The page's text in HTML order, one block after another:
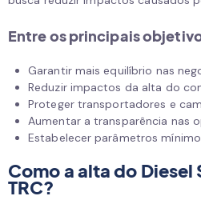
Entre os principais
Garantir mais equilíbrio nas
Reduzir impactos da alta do
Proteger transportadores e
Aumentar a transparência nas
Estabelecer parâmetros
Como a alta do Diesel
TRC?